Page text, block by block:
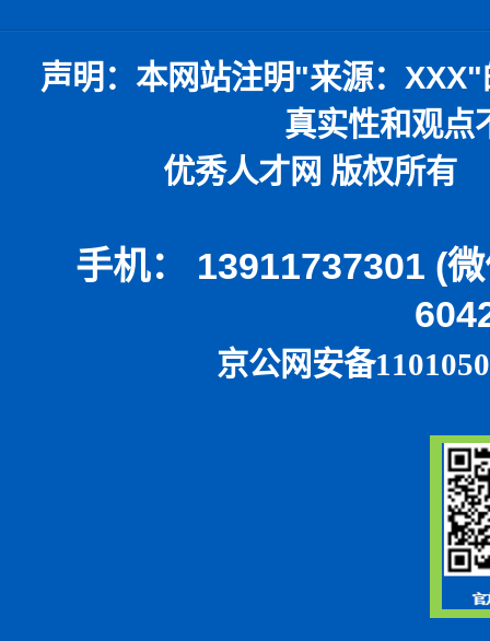
声明：本网站注明"来源： XXX"
真实性和观点
优秀人才网 版权所有 本网
手机： 13911737301 (
京公网安备